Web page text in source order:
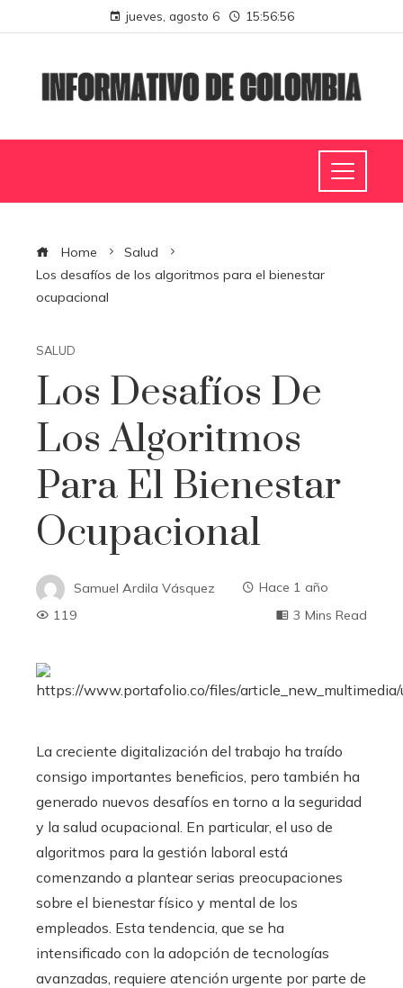
jueves, agosto 6 15:56:57
Home
Salud
Los desafíos de los algoritmos para el bienestar
ocupacional
SALUD
Los Desafíos De
Los Algoritmos
Para El Bienestar
Ocupacional
Samuel Ardila Vásquez
Hace 1 año
119
3 Mins Read
La creciente digitalización del trabajo ha traído
consigo importantes beneficios, pero también ha
generado nuevos desafíos en torno a la seguridad
y la salud ocupacional. En particular, el uso de
algoritmos para la gestión laboral está
comenzando a plantear serias preocupaciones
sobre el bienestar físico y mental de los
empleados. Esta tendencia, que se ha
intensificado con la adopción de tecnologías
avanzadas, requiere atención urgente por parte de